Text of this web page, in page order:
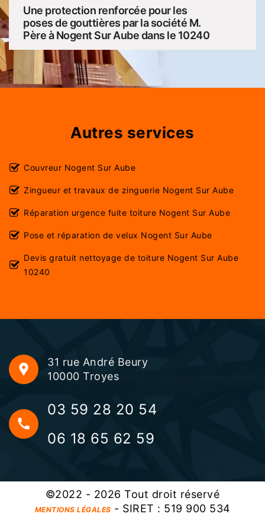
Une protection renforcée pour les
poses de gouttières par la société M.
Père à Nogent Sur Aube dans le 10240
Autres services
Couvreur Nogent Sur Aube
Zingueur et travaux de zinguerie Nogent Sur Aube
Réparation urgence fuite toiture Nogent Sur Aube
Pose et réparation de velux Nogent Sur Aube
Devis gratuit nettoyage de toiture Nogent Sur Aube
10240
31 rue André Beury
10000 Troyes
03 59 28 20 54
06 18 65 62 59
©2022 - 2026 Tout droit réservé
MENTIONS LÉGALES - SIRET : 519 900 534